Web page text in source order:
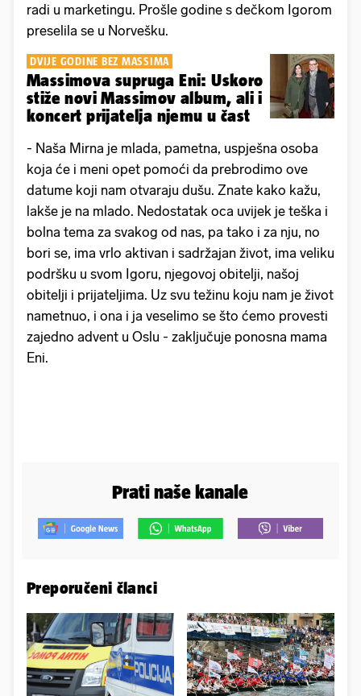
radi u marketingu. Prošle godine s dečkom Igorom
preselila se u Norvešku.
DVIJE GODINE BEZ MASSIMA
Massimova supruga Eni: Uskoro
stiže novi Massimov album, ali i
koncert prijatelja njemu u čast
- Naša Mirna je mlada, pametna, uspješna osoba
koja će i meni opet pomoći da prebrodimo ove
datume koji nam otvaraju dušu. Znate kako kažu,
lakše je na mlado. Nedostatak oca uvijek je teška i
bolna tema za svakog od nas, pa tako i za nju, no
bori se, ima vrlo aktivan i sadržajan život, ima veliku
podršku u svom Igoru, njegovoj obitelji, našoj
obitelji i prijateljima. Uz svu težinu koju nam je život
nametnuo, i ona i ja veselimo se što ćemo provesti
zajedno advent u Oslu - zaključuje ponosna mama
Eni.
Prati naše kanale
Preporučeni članci